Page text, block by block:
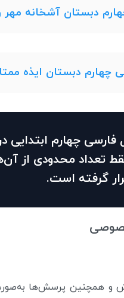
دبستان آشخانه مهر و
چهارم دبستان ایذه ممتاز
سوال فارسی چهارم
تعداد محدودی از
گرفته است.
و همچنین پرسش‌ها